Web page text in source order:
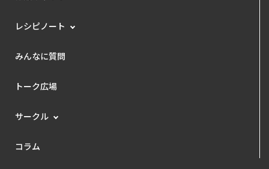
レシピノート
みんなに質問
トーク広場
サークル
コラム